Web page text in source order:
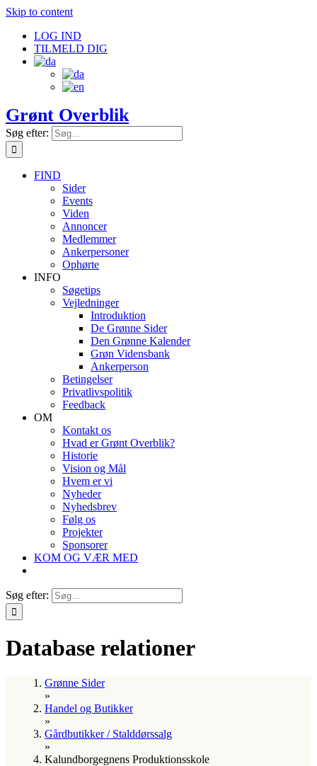
Skip to content
LOG IND
TILMELD DIG
Grønt Overblik
Søg efter:
FIND
Sider
Events
Viden
Annoncer
Medlemmer
Ankerpersoner
Ophørte
INFO
Søgetips
Vejledninger
Introduktion
De Grønne Sider
Den Grønne Kalender
Grøn Vidensbank
Ankerperson
Betingelser
Privatlivspolitik
Feedback
OM
Kontakt os
Hvad er Grønt Overblik?
Historie
Vision og Mål
Hvem er vi
Nyheder
Nyhedsbrev
Følg os
Projekter
Sponsorer
KOM OG VÆR MED
Søg efter:
Database relationer
Grønne Sider
»
Handel og Butikker
»
Gårdbutikker / Stalddørssalg
»
Kalundborgegnens Produktionsskole